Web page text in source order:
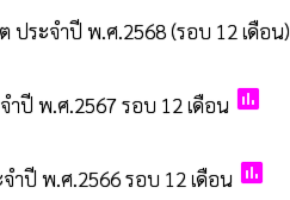
ประจำปี พ.ศ.2568 (รอบ 12 เดือน)
ำปี พ.ศ.2567 รอบ 12 เดือน poll
ำปี พ.ศ.2566 รอบ 12 เดือน poll